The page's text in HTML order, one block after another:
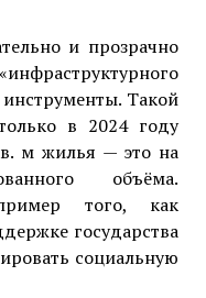
и прозрачно
Такой
в 2024 году
м жилья — это на
объёма.
того, как
государства
социальную